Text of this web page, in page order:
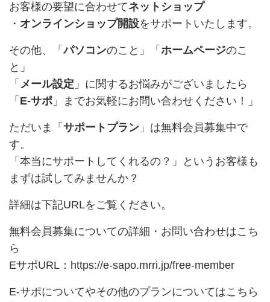
お客様の要望に合わせてネットショップ
・ オンラインショップ開設をサポートいたします。
その他、「パソコンのこと」「 ホームページのこ
と」
「 メール設定 」に関するお悩みがございましたら
「 E-サポ 」までお気軽にお問い合わせください！」
ただいま「 サポートプラン 」は無料会員募集中で
す。
「本当にサポートしてくれるの？」というお客様も
まずは試してみませんか？
詳細は下記URLをご覧ください。
無料会員募集についての詳細・お問い合わせはこち
ら
EサポURL： https://e-sapo.mrri.jp/free-member
E-サポについてやその他のプランについてはこちら